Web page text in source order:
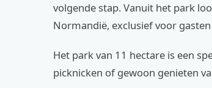
volgende stap. Vanuit het park
Normandië, exclusief voor
Het park van 11 hectare is een
picknicken of gewoon genieten